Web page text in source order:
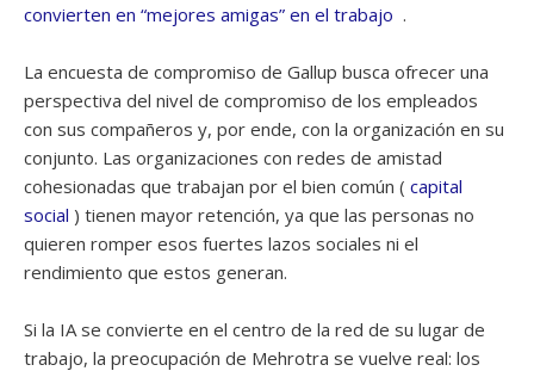
convierten en “mejores amigas” en el trabajo .
La encuesta de compromiso de Gallup busca ofrecer una
perspectiva del nivel de compromiso de los empleados
con sus compañeros y, por ende, con la organización en su
conjunto. Las organizaciones con redes de amistad
cohesionadas que trabajan por el bien común ( capital
social ) tienen mayor retención, ya que las personas no
quieren romper esos fuertes lazos sociales ni el
rendimiento que estos generan.
Si la IA se convierte en el centro de la red de su lugar de
trabajo, la preocupación de Mehrotra se vuelve real: los